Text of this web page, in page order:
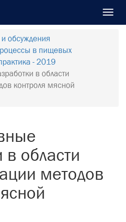
его переработки
обсуждения
в пищевых
- 2019
в области
контроля мясной
в области
методов